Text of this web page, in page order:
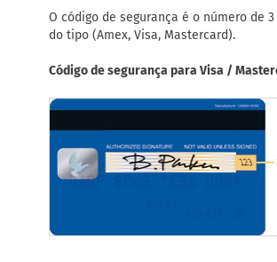
O código de segurança é o número de
do tipo (Amex, Visa, Mastercard).
Código de segurança para Visa /